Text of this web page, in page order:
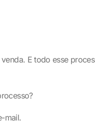
E todo esse
mail.